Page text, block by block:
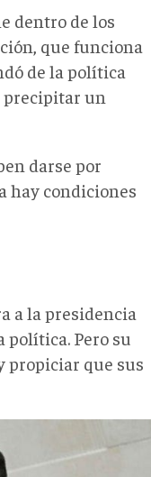
dentro de los
que funciona
de la política
precipitar un
darse por
hay condiciones
a la presidencia
Pero su
propiciar que sus